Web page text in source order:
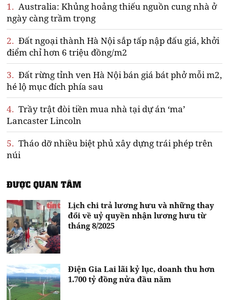
1. Australia: Khủng hoảng thiếu nguồn cung nhà ở
ngày càng trầm trọng
2. Đất ngoại thành Hà Nội sắp tấp nập đấu giá, khởi
điểm chỉ hơn 6 triệu đồng/m2
3. Đất rừng tỉnh ven Hà Nội bán giá bát phở mỗi m2,
hé lộ mục đích phía sau
4. Trầy trật đòi tiền mua nhà tại dự án ‘ma’
Lancaster Lincoln
5. Tháo dỡ nhiều biệt phủ xây dựng trái phép trên
núi
ĐƯỢC QUAN TÂM
Lịch chi trả lương hưu và những thay
đổi về uỷ quyền nhận lương hưu từ
tháng 8/2025
Điện Gia Lai lãi kỷ lục, doanh thu hơn
1.700 tỷ đồng nửa đầu năm